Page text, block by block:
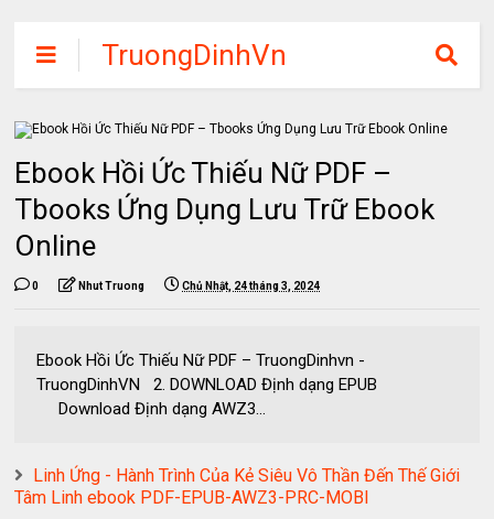
TruongDinhVn
Chia sẽ ebook,
các khóa học,
phần mềm học
tập miễn phí
Ebook Hồi Ức Thiếu Nữ PDF –
Tbooks Ứng Dụng Lưu Trữ Ebook
Online
0 Nhut Truong Chủ Nhật, 24 tháng 3, 2024
Ebook Hồi Ức Thiếu Nữ PDF – TruongDinhvn -
TruongDinhVN 2. DOWNLOAD Định dạng EPUB
Download Định dạng AWZ3...
Linh Ứng - Hành Trình Của Kẻ Siêu Vô Thần Đến Thế Giới
Tâm Linh ebook PDF-EPUB-AWZ3-PRC-MOBI